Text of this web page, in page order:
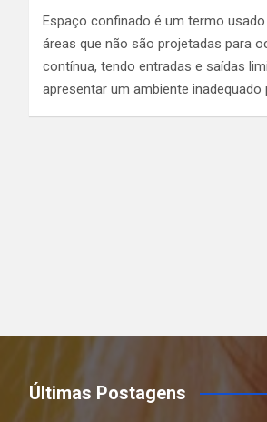
Espaço confinado é um termo
áreas que não são projetadas para
contínua, tendo entradas e saídas
apresentar um ambiente inadequado
Últimas Postagens